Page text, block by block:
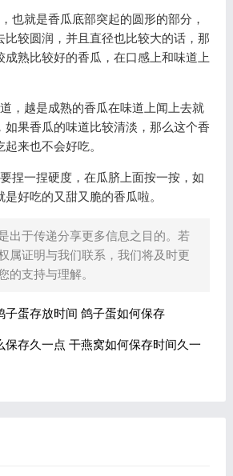
也就是香瓜底部突起的圆形的部分，
比较圆润，并且直径也比较大的话，那
成熟比较好的香瓜，在口感上和味道上
，越是成熟的香瓜在味道上闻上去就
如果香瓜的味道比较清淡，那么这个香
来也不会好吃。
捏一捏硬度，在瓜脐上面按一按，如
好吃的又甜又脆的香瓜啦。
出于传递分享更多信息之目的。若
属证明与我们联系，我们将及时更
的支持与理解。
子蛋存放时间 鸽子蛋如何保存
保存久一点 干燕窝如何保存时间久一